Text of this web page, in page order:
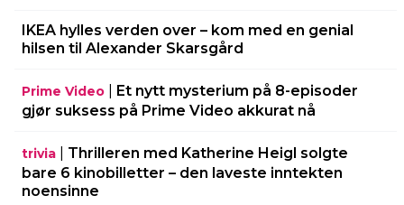
IKEA hylles verden over – kom med en genial
hilsen til Alexander Skarsgård
Prime Video
Et nytt mysterium på 8-episoder
gjør suksess på Prime Video akkurat nå
trivia
Thrilleren med Katherine Heigl solgte
bare 6 kinobilletter – den laveste inntekten
noensinne